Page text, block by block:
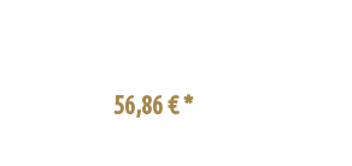
56,86 € *